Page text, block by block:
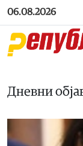
Skip to main content
06.08.2026
Дневни